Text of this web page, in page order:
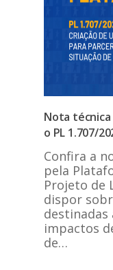
Nota técnica
o PL 1.707/
Confira a
pela
Projeto de
dispor
impactos
de…